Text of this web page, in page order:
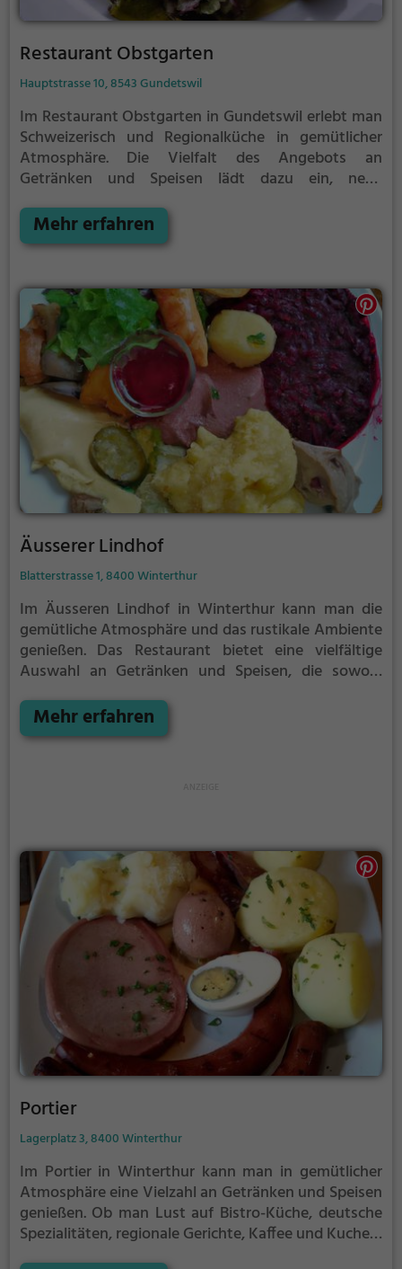
Restaurant Obstgarten
Hauptstrasse 10, 8543 Gundetswil
Im Restaurant Obstgarten in Gundetswil erlebt man
Schweizerisch und Regionalküche in gemütlicher
Atmosphäre. Die Vielfalt des Angebots an
Getränken und Speisen lädt dazu ein, neue
Restaurant besticht durch sein einladendes
Ambiente und lädt dazu ein, sich kulinarisch
traditionelle Schweizer Gerichte oder regionale
Spezialitäten entscheidet, hier kommt jeder auf
seine Kosten. Tauche ein in die Welt des Genusses
und erlebe einen unvergesslichen Abend im
Restaurant Obstgarten.
Mehr erfahren
Äusserer Lindhof
Blatterstrasse 1, 8400 Winterthur
Im Äusseren Lindhof in Winterthur kann man die
gemütliche Atmosphäre und das rustikale Ambiente
genießen. Das Restaurant bietet eine vielfältige
Auswahl an Getränken und Speisen, die sowohl
sind. Egal ob man Lust auf ein deftiges Raclette oder
frische Rösti hat, hier kommt jeder auf seine Kosten.
erleben.
Mehr erfahren
Portier
Lagerplatz 3, 8400 Winterthur
Im Portier in Winterthur kann man in gemütlicher
Atmosphäre eine Vielzahl an Getränken und Speisen
genießen. Ob man Lust auf Bistro-Küche, deutsche
Spezialitäten, regionale Gerichte, Kaffee und Kuchen,